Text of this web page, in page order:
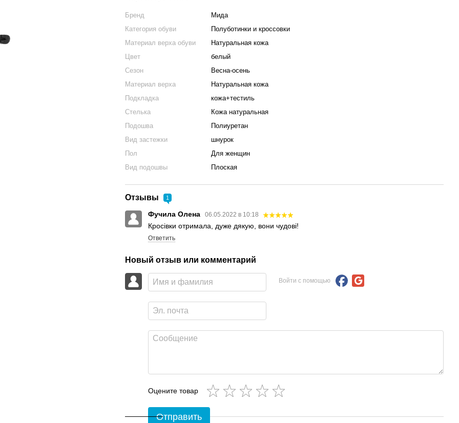
Бренд
Mида
Категория обуви
Полуботинки и кроссовки
Материал верха обуви
Натуральная кожа
Цвет
белый
Сезон
Весна-осень
Материал верха
Натуральная кожа
Подкладка
кожа+тестиль
Стелька
Кожа натуральная
Подошва
Полиуретан
Вид застежки
шнурок
Пол
Для женщин
Вид подошвы
Плоская
Отзывы 1
Фучила Олена 06.05.2022 в 10:18
Кросівки отримала, дуже дякую, вони чудові!
Ответить
Новый отзыв или комментарий
Войти с помощью
Оцените товар
Отправить